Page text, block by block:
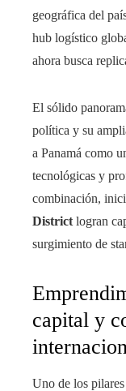
geográfica del
hub logístico
ahora busca
El sólido
política y su
a Panamá como
tecnológicas y
combinación,
District logran
surgimiento de
capital y
Uno de los